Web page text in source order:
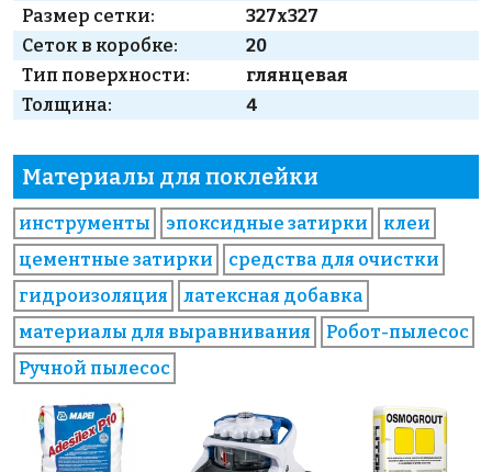
Размер сетки:
327x327
Сеток в коробке:
20
Тип поверхности:
глянцевая
Толщина:
4
Материалы для поклейки
инструменты эпоксидные затирки
клеи
цементные затирки
средства для очистки
гидроизоляция
латексная добавка
материалы для выравнивания
Робот-пылесос
Ручной пылесос